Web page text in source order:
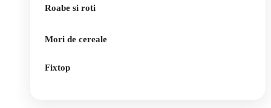
Roabe si roti
Mori de cereale
Fixtop